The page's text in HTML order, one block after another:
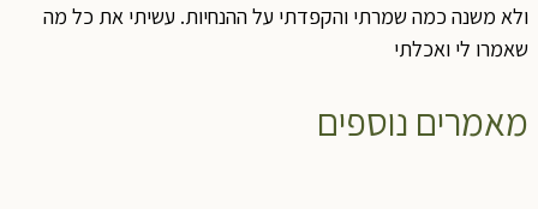
ולא משנה כמה שמרתי והקפדתי על ההנחיות. עשיתי את כל מה
שאמרו לי ואכלתי
מאמרים נוספים